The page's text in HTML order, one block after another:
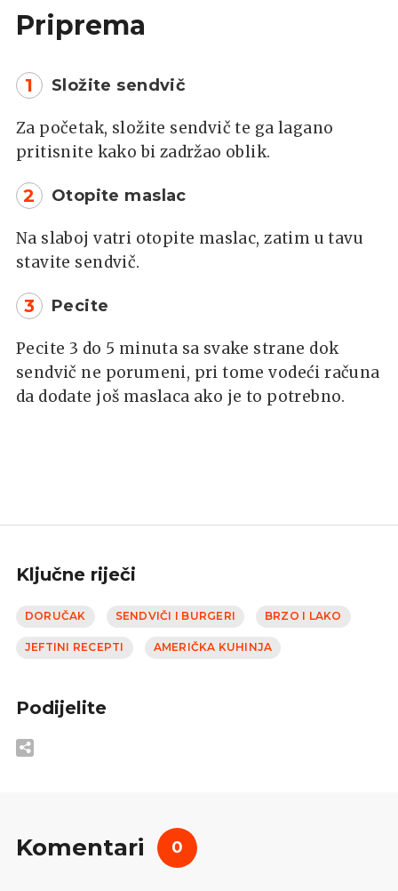
Priprema
1 Složite sendvič
Za početak, složite sendvič te ga lagano
pritisnite kako bi zadržao oblik.
2 Otopite maslac
Na slaboj vatri otopite maslac, zatim u tavu
stavite sendvič.
3 Pecite
Pecite 3 do 5 minuta sa svake strane dok
sendvič ne porumeni, pri tome vodeći računa
da dodate još maslaca ako je to potrebno.
Ključne riječi
DORUČAK SENDVIČI I BURGERI BRZO I LAKO
JEFTINI RECEPTI AMERIČKA KUHINJA
Podijelite
Komentari 0